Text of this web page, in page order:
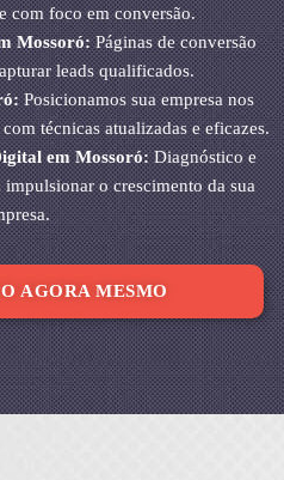
com foco em conversão.
Mossoró:Páginas de conversão
leads qualificados.
Posicionamos sua empresa nos
técnicas atualizadas e eficazes.
em Mossoró:Diagnóstico e
o crescimento da sua
AGORA MESMO